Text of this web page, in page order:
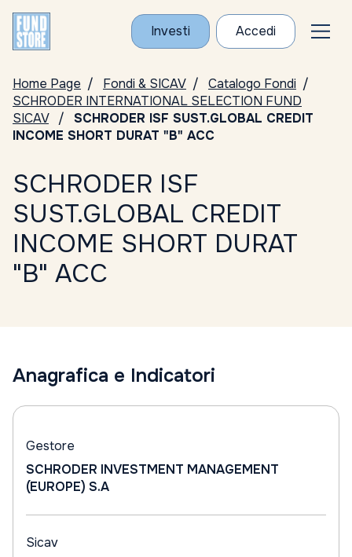
Investi Accedi
Home Page Fondi & SICAV
Catalogo Fondi
SCHRODER INTERNATIONAL SELECTION FUND
SICAV
SCHRODER ISF SUST.GLOBAL CREDIT
INCOME SHORT DURAT "B" ACC
SCHRODER ISF
SUST.GLOBAL CREDIT
INCOME SHORT DURAT
"B" ACC
Anagrafica e Indicatori
Gestore
SCHRODER INVESTMENT MANAGEMENT
(EUROPE) S.A
Sicav